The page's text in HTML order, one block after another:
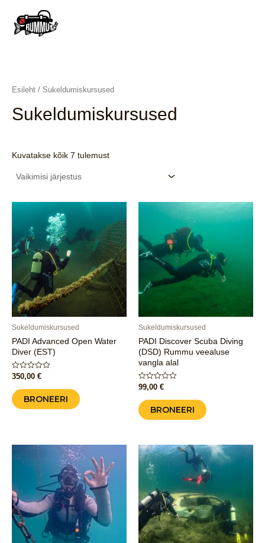
content
Esileht / Sukeldumiskursused
Sukeldumiskursused
Kuvatakse kõik 7 tulemust
Sukeldumiskursused
PADI Advanced Open Water
Diver (EST)
Hinnanguga
5
350,00 €
BRONEERI
Sukeldumiskursused
PADI Discover Scuba Diving
(DSD) Rummu veealuse
vangla alal
Hinnanguga
5
99,00 €
BRONEERI